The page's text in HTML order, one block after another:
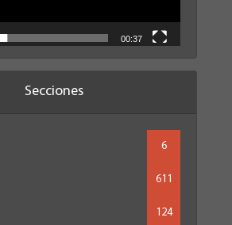
00:37
Secciones
6
611
124